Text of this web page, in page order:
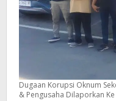
Dugaan Korupsi Oknum
& Pengusaha Dilaporkan